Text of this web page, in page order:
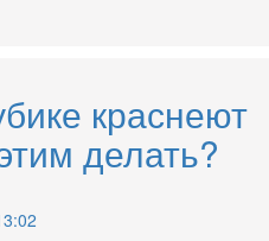
краснеют
делать?